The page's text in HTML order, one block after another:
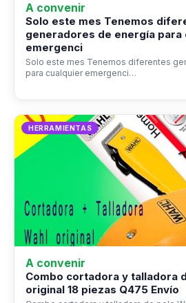
A convenir
Solo este mes Tenemos
generadores de energía para
emergenci
Solo este mes Tenemos diferentes
para cualquier emergenci…
HERRAMIENTAS
A convenir
Combo cortadora y talladora
original 18 piezas Q475 Envío